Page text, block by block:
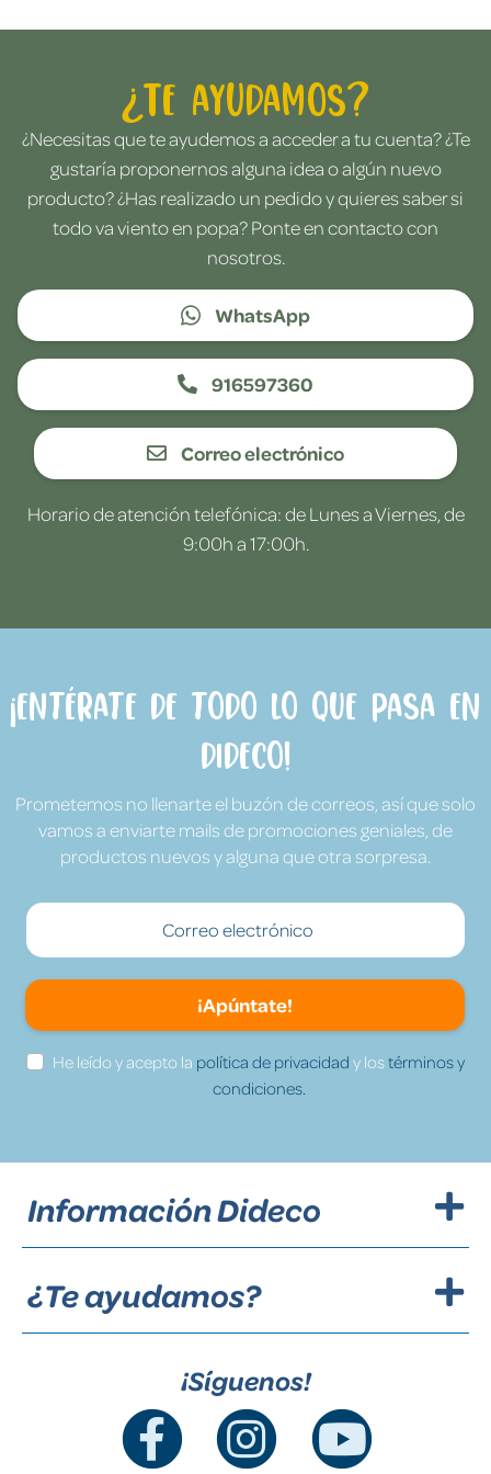
¿Te ayudamos?
¿Necesitas que te ayudemos a acceder a tu cuenta? ¿Te
gustaría proponernos alguna idea o algún nuevo
producto? ¿Has realizado un pedido y quieres saber si
todo va viento en popa? Ponte en contacto con
nosotros.
WhatsApp
916597360
Correo electrónico
Horario de atención telefónica: de Lunes a Viernes, de
9:00h a 17:00h.
¡Entérate de todo lo que pasa en
Dideco!
Prometemos no llenarte el buzón de correos, así que solo
vamos a enviarte mails de promociones geniales, de
productos nuevos y alguna que otra sorpresa.
¡Apúntate!
He leído y acepto la política de privacidad y lostérminos y
condiciones.
Información Dideco
¿Te ayudamos?
¡Síguenos!